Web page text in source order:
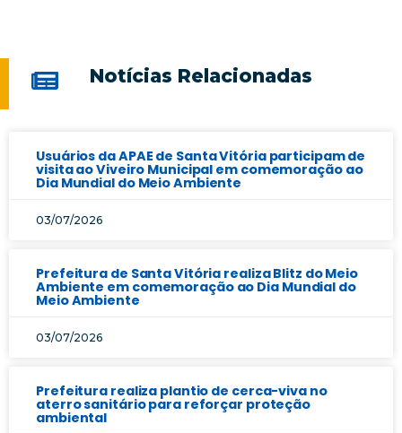
Notícias Relacionadas
Usuários da APAE de Santa Vitória participam de
visita ao Viveiro Municipal em comemoração ao
Dia Mundial do Meio Ambiente
03/07/2026
Prefeitura de Santa Vitória realiza Blitz do Meio
Ambiente em comemoração ao Dia Mundial do
Meio Ambiente
03/07/2026
Prefeitura realiza plantio de cerca-viva no
aterro sanitário para reforçar proteção
ambiental